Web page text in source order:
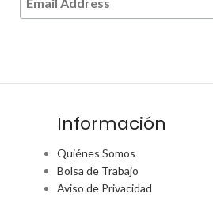
Información
Quiénes Somos
Bolsa de Trabajo
Aviso de Privacidad